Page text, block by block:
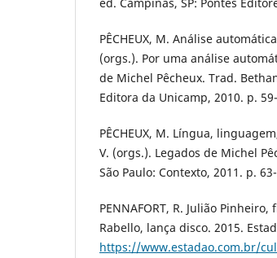
PÊCHEUX, M. Análise
(orgs.). Por uma análise
de Michel Pêcheux. Trad.
Editora da Unicamp, 2010. p.
PÊCHEUX, M. Língua,
V. (orgs.). Legados de Michel
São Paulo: Contexto, 2011. p.
PENNAFORT, R. Julião
Rabello, lança disco. 2015.
https://www.estadao.com.br/